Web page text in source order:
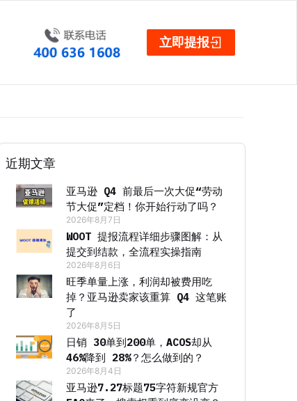
立即提报
近期文章
亚马逊 Q4 前最后一次大促“劳动
节大促”定档！你开始行动了吗？
2026年8月7日
WOOT 提报流程详细步骤图解：从
提交到结款，全流程实操指南
2026年8月6日
旺季单量上涨，利润却被费用吃
掉？亚马逊卖家该重算 Q4 这笔账
了
2026年8月5日
日销 30单到200单，ACOS却从
46%降到 28%？怎么做到的？
2026年8月4日
亚马逊7.27标题75字符新规官方